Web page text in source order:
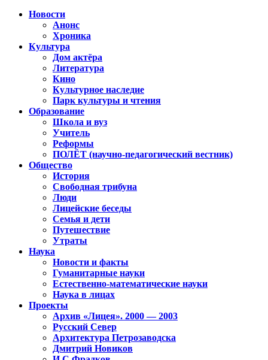
Новости
Анонс
Хроника
Культура
Дом актёра
Литература
Кино
Культурное наследие
Парк культуры и чтения
Образование
Школа и вуз
Учитель
Реформы
ПОЛЁТ (научно-педагогический вестник)
Общество
История
Свободная трибуна
Люди
Лицейские беседы
Семья и дети
Путешествие
Утраты
Наука
Новости и факты
Гуманитарные науки
Естественно-математические науки
Наука в лицах
Проекты
Архив «Лицея». 2000 — 2003
Русский Север
Архитектура Петрозаводска
Дмитрий Новиков